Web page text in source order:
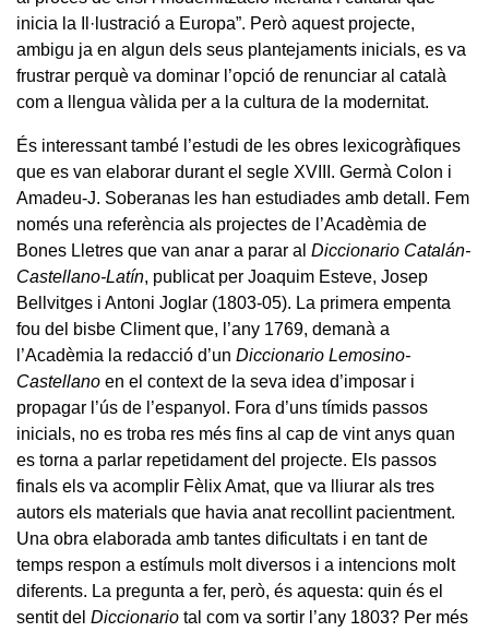
inicia la Il·lustració a Europa”. Però aquest projecte,
ambigu ja en algun dels seus plantejaments inicials, es va
frustrar perquè va dominar l’opció de renunciar al català
com a llengua vàlida per a la cultura de la modernitat.
És interessant també l’estudi de les obres lexicogràfiques
que es van elaborar durant el segle XVIII. Germà Colon i
Amadeu-J. Soberanas les han estudiades amb detall. Fem
només una referència als projectes de l’Acadèmia de
Bones Lletres que van anar a parar al Diccionario Catalán-
Castellano-Latín, publicat per Joaquim Esteve, Josep
Bellvitges i Antoni Joglar (1803-05). La primera empenta
fou del bisbe Climent que, l’any 1769, demanà a
l’Acadèmia la redacció d’un Diccionario Lemosino-
Castellano en el context de la seva idea d’imposar i
propagar l’ús de l’espanyol. Fora d’uns tímids passos
inicials, no es troba res més fins al cap de vint anys quan
es torna a parlar repetidament del projecte. Els passos
finals els va acomplir Fèlix Amat, que va lliurar als tres
autors els materials que havia anat recollint pacientment.
Una obra elaborada amb tantes dificultats i en tant de
temps respon a estímuls molt diversos i a intencions molt
diferents. La pregunta a fer, però, és aquesta: quin és el
sentit del Diccionario tal com va sortir l’any 1803? Per més